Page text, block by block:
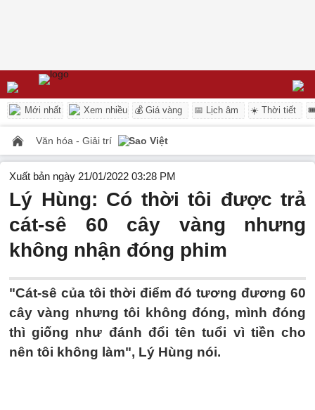
Mới nhất Xem nhiều 💰 Giá vàng 📅 Lịch âm ☀️ Thời tiết
Văn hóa - Giải trí Sao Việt
Xuất bản ngày 21/01/2022 03:28 PM
Lý Hùng: Có thời tôi được trả
cát-sê 60 cây vàng nhưng
không nhận đóng phim
"Cát-sê của tôi thời điểm đó tương đương 60
cây vàng nhưng tôi không đóng, mình đóng
thì giống như đánh đổi tên tuổi vì tiền cho
nên tôi không làm", Lý Hùng nói.